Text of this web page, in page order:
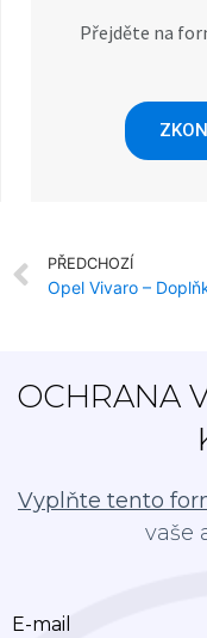
Přejděte na
PŘEDCHOZÍ
OCHRANA
Vyplňte tento
vaše
E-mail